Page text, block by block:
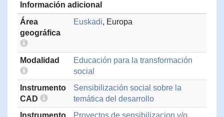
Información adicional
Área
geográfica
Euskadi, Europa
Modalidad
Educación para la transformación
social
Instrumento
CAD
Sensibilización social sobre la
temática del desarrollo
Instrumento
Proyectos de sensibilizacion y/o